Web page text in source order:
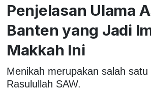
Penjelasan Ulama
Banten yang Jadi
Makkah Ini
Menikah merupakan salah satu
Rasulullah SAW.